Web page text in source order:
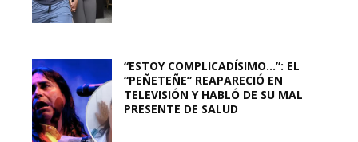
“ESTOY COMPLICADÍSIMO…”: EL
“PEÑETEÑE” REAPARECIÓ EN
TELEVISIÓN Y HABLÓ DE SU MAL
PRESENTE DE SALUD